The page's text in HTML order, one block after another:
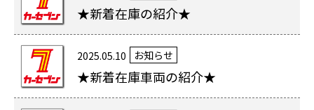
★新着在庫の紹介★
2025.05.10 お知らせ
★新着在庫車両の紹介★